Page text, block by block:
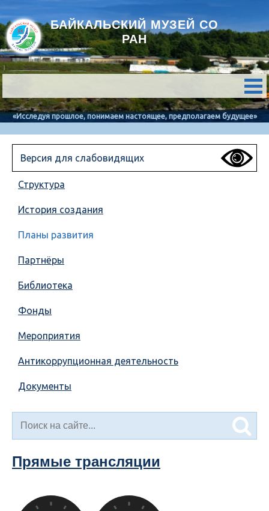
БАЙКАЛЬСКИЙ МУЗЕЙ СО
РАН
«Исследуя прошлое, понимаем настоящее, предполагаем будущее»
Версия для слабовидящих
Структура
История создания
Планы развития
Партнёры
Библиотека
Фонды
Мероприятия
Антикоррупционная деятельность
Документы
Прямые трансляции